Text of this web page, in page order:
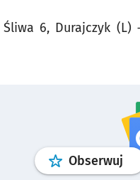
6, Durajczyk (L)
Obserwuj